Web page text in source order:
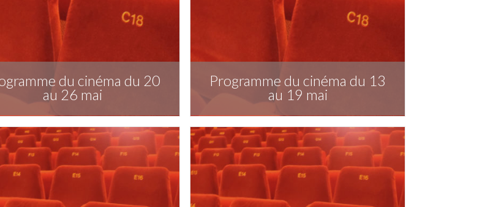
du cinéma du 20
au 26 mai
Télécharger la publication
Programme du cinéma du 13
au 19 mai
Télécharger la publication